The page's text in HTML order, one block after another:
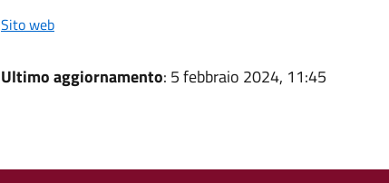
Sito web
Ultimo aggiornamento: 5 febbraio 2024, 11:45